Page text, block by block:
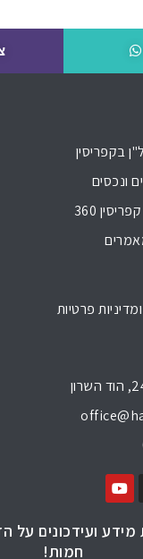
בקפריסין
ונכסים
360
פרטיות
ועידכונים על
חמות!